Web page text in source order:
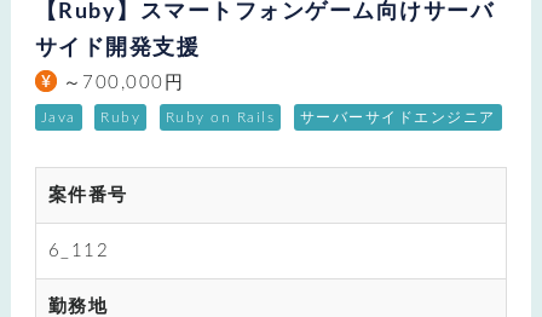
【Ruby】スマートフォンゲーム向けサーバ
サイド開発支援
～700,000円
Java Ruby Ruby on Rails サーバーサイドエンジニア
案件番号
6_112
勤務地